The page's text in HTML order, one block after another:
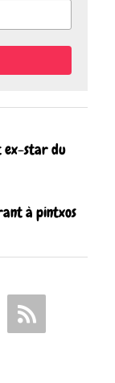
ex-star du
à pintxos